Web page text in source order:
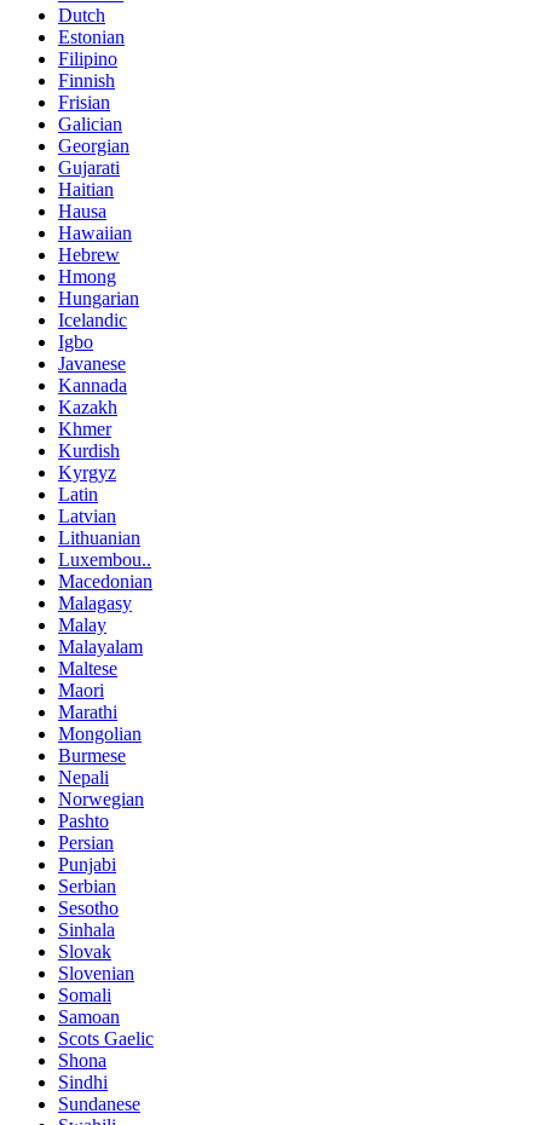
Dutch
Estonian
Filipino
Finnish
Frisian
Galician
Georgian
Gujarati
Haitian
Hausa
Hawaiian
Hebrew
Hmong
Hungarian
Icelandic
Igbo
Javanese
Kannada
Kazakh
Khmer
Kurdish
Kyrgyz
Latin
Latvian
Lithuanian
Luxembou..
Macedonian
Malagasy
Malay
Malayalam
Maltese
Maori
Marathi
Mongolian
Burmese
Nepali
Norwegian
Pashto
Persian
Punjabi
Serbian
Sesotho
Sinhala
Slovak
Slovenian
Somali
Samoan
Scots Gaelic
Shona
Sindhi
Sundanese